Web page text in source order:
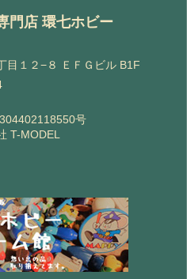
門店 環七ホビー
目１２−８ ＥＦＧビル B1F
号
T-MODEL